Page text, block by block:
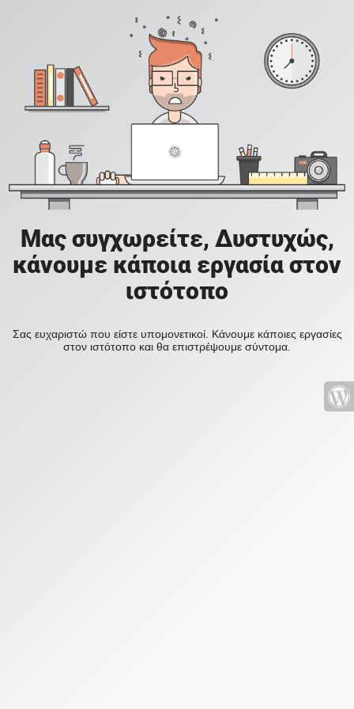
Μας συγχωρείτε, Δυστυχώς,
κάνουμε κάποια εργασία στον
ιστότοπο
Σας ευχαριστώ που είστε υπομονετικοί. Κάνουμε κάποιες εργασίες
στον ιστότοπο και θα επιστρέψουμε σύντομα.